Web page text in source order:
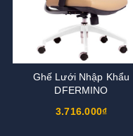
Ghế Lưới Nhập Khẩu
DFERMINO
3.716.000₫